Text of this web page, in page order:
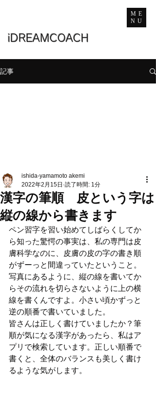
ME
NU
iDREAMCOACH
記事
漢字の筆順 皮という字は
縦の線から書きます
ishida-yamamoto akemi
2022年2月15日 読了時間: 1分
ペン習字を習い始めてしばらくしてか
ら知った驚愕の事実は、私の専門は皮
膚科学なのに、皮膚の皮の字の書き順
がずーっと間違っていたということ。
写真にあるように、縦の線を書いてか
らその流れを切らさないように上の横
線を書くんですよ。小さい頃かずっと
逆の順番で書いていました。
皆さんは正しく書けていましたか？筆
順が気になる漢字があったら、私はア
プリで検索しています。正しい順番で
書くと、全体のバランスも美しく書け
るような気がします。